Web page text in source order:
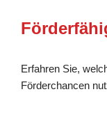
Erfahren Sie,
Förderchancen